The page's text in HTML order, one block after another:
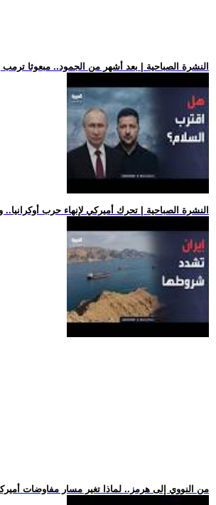
.. النشرة الصباحية | بعد أشهر من الجمود.. مبعوثا ترمب
.. النشرة الصباحية | تحرك أميركي لإنهاء حرب
.. من النووي إلى هرمز.. لماذا تغير مسار مفاوضات